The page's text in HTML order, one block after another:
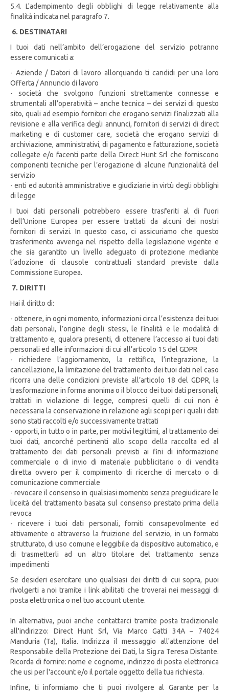
5.4. L'adempimento degli obblighi di legge relativamente alla
finalità indicata nel paragrafo 7.
6. DESTINATARI
I tuoi dati nell’ambito dell’erogazione del servizio potranno
essere comunicati a:
- Aziende / Datori di lavoro allorquando ti candidi per una loro
Offerta / Annuncio di lavoro
- società che svolgono funzioni strettamente connesse e
strumentali all’operatività – anche tecnica – dei servizi di questo
sito, quali ad esempio fornitori che erogano servizi finalizzati alla
revisione e alla verifica degli annunci, fornitori di servizi di direct
marketing e di customer care, società che erogano servizi di
archiviazione, amministrativi, di pagamento e fatturazione, società
collegate e/o facenti parte della Direct Hunt Srl che forniscono
componenti tecniche per l’erogazione di alcune funzionalità del
servizio
- enti ed autorità amministrative e giudiziarie in virtù degli obblighi
di legge
I tuoi dati personali potrebbero essere trasferiti al di fuori
dell’Unione Europea per essere trattati da alcuni dei nostri
fornitori di servizi. In questo caso, ci assicuriamo che questo
trasferimento avvenga nel rispetto della legislazione vigente e
che sia garantito un livello adeguato di protezione mediante
l’adozione di clausole contrattuali standard previste dalla
Commissione Europea.
7. DIRITTI
Hai il diritto di:
- ottenere, in ogni momento, informazioni circa l’esistenza dei tuoi
dati personali, l’origine degli stessi, le finalità e le modalità di
trattamento e, qualora presenti, di ottenere l’accesso ai tuoi dati
personali ed alle informazioni di cui all’articolo 15 del GDPR
- richiedere l’aggiornamento, la rettifica, l’integrazione, la
cancellazione, la limitazione del trattamento dei tuoi dati nel caso
ricorra una delle condizioni previste all’articolo 18 del GDPR, la
trasformazione in forma anonima o il blocco dei tuoi dati personali,
trattati in violazione di legge, compresi quelli di cui non è
necessaria la conservazione in relazione agli scopi per i quali i dati
sono stati raccolti e/o successivamente trattati
- opporti, in tutto o in parte, per motivi legittimi, al trattamento dei
tuoi dati, ancorché pertinenti allo scopo della raccolta ed al
trattamento dei dati personali previsti ai fini di informazione
commerciale o di invio di materiale pubblicitario o di vendita
diretta ovvero per il compimento di ricerche di mercato o di
comunicazione commerciale
- revocare il consenso in qualsiasi momento senza pregiudicare le
liceità del trattamento basata sul consenso prestato prima della
revoca
- ricevere i tuoi dati personali, forniti consapevolmente ed
attivamente o attraverso la fruizione del servizio, in un formato
strutturato, di uso comune e leggibile da dispositivo automatico, e
di trasmetterli ad un altro titolare del trattamento senza
impedimenti
Se desideri esercitare uno qualsiasi dei diritti di cui sopra, puoi
rivolgerti a noi tramite i link abilitati che troverai nei messaggi di
posta elettronica o nel tuo account utente.
In alternativa, puoi anche contattarci tramite posta tradizionale
all'indirizzo: Direct Hunt Srl, Via Marco Gatti 34A – 74024
Manduria (Ta), Italia. Indirizza il messaggio all'attenzione del
Responsabile della Protezione dei Dati, la Sig.ra Teresa Distante.
Ricorda di fornire: nome e cognome, indirizzo di posta elettronica
che usi per l'account e/o il portale oggetto della tua richiesta.
Infine, ti informiamo che ti puoi rivolgere al Garante per la